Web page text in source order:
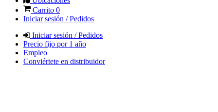
Carrito 0
Iniciar sesión / Pedidos
Iniciar sesión / Pedidos
Precio fijo por 1 año
Empleo
Conviértete en distribuidor